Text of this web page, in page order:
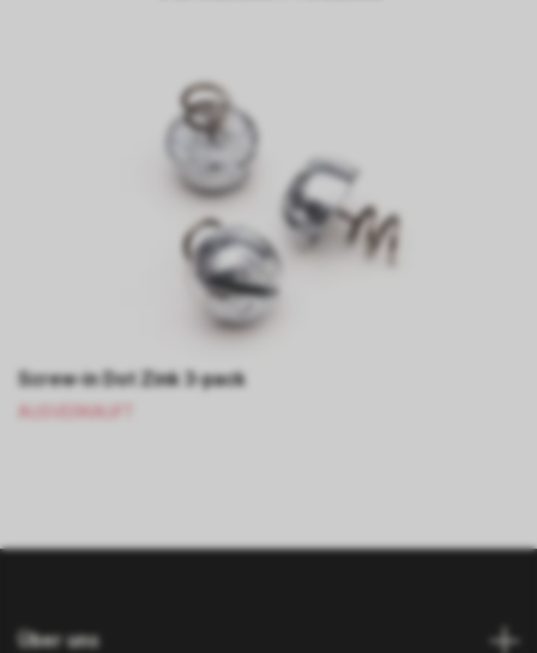
Screw-in Dot Zink 3-pack
Über uns